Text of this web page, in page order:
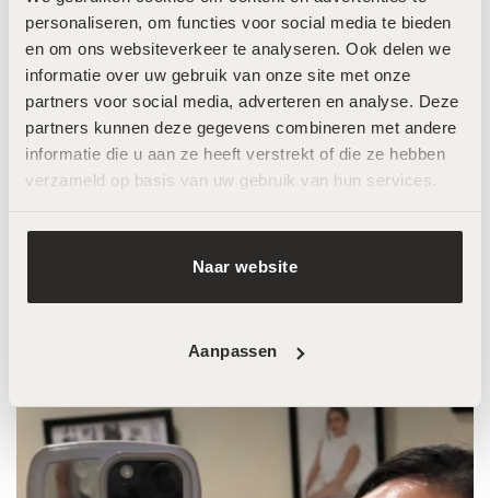
personaliseren, om functies voor social media te bieden
en om ons websiteverkeer te analyseren. Ook delen we
informatie over uw gebruik van onze site met onze
partners voor social media, adverteren en analyse. Deze
partners kunnen deze gegevens combineren met andere
informatie die u aan ze heeft verstrekt of die ze hebben
verzameld op basis van uw gebruik van hun services.
Naar website
Aanpassen
@jadeanna X LPG!
Jade haar favo
behandeling is de LPG Endermologie, de
behandeling om jouw body contour te
verbeter en cellulite te verminderen!
is groot fan van de behandelingen bij